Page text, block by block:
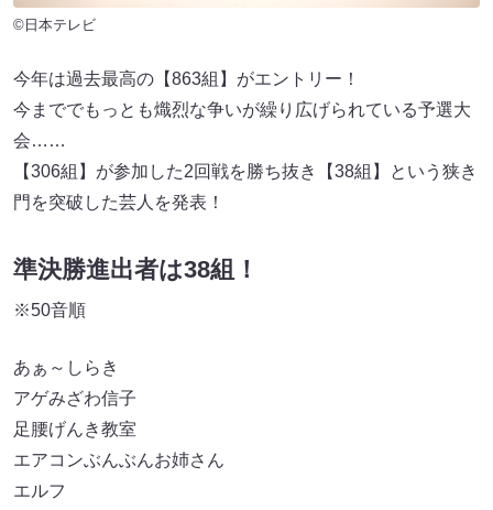
©日本テレビ
今年は過去最高の【863組】がエントリー！
今まででもっとも熾烈な争いが繰り広げられている予選大
会……
【306組】が参加した2回戦を勝ち抜き【38組】という狭き
門を突破した芸人を発表！
準決勝進出者は38組！
※50音順
あぁ～しらき
アゲみざわ信子
足腰げんき教室
エアコンぶんぶんお姉さん
エルフ